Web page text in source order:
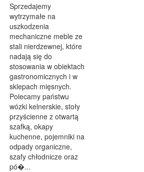
ODCHUDZANIE
KOSMETYKI
LECZENIE
KOSMETYCZNE
SPRZĘT MEDYCZNY
WEB
KONTAKT
Sprzedajemy
wytrzymałe na
uszkodzenia
mechaniczne meble ze
stali nierdzewnej, które
nadają się do
stosowania w obiektach
gastronomicznych i w
sklepach mięsnych.
Polecamy państwu
wózki kelnerskie, stoły
przyścienne z otwartą
szafką, okapy
kuchenne, pojemniki na
odpady organiczne,
szafy chłodnicze oraz
pó�...